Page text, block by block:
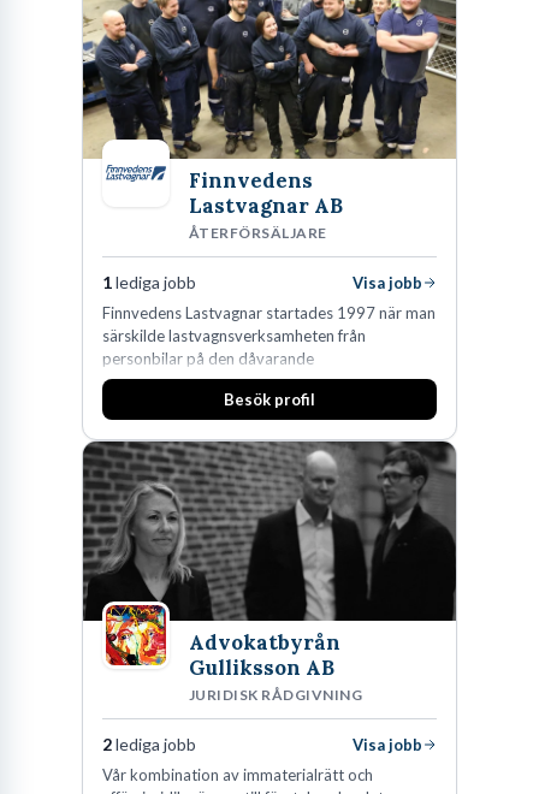
Finnvedens
Lastvagnar AB
ÅTERFÖRSÄLJARE
1lediga jobb
Visa jobb
Finnvedens Lastvagnar startades 1997 när man
särskilde lastvagnsverksamheten från
personbilar på den dåvarande
huvudanläggningen i Värnamo. Sedan dess har
man expanderat kraftigt genom ett antal
den största privata återförsäljaren av Volvo
Lastvagnar och finns representerade på 20
orter i södra Sverige.
Besök profil
Advokatbyrån
Gulliksson AB
JURIDISK RÅDGIVNING
2lediga jobb
Visa jobb
Vår kombination av immaterialrätt och